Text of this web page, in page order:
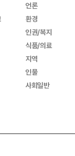
언론
환경
인권/복지
식품/의료
지역
인물
사회일반